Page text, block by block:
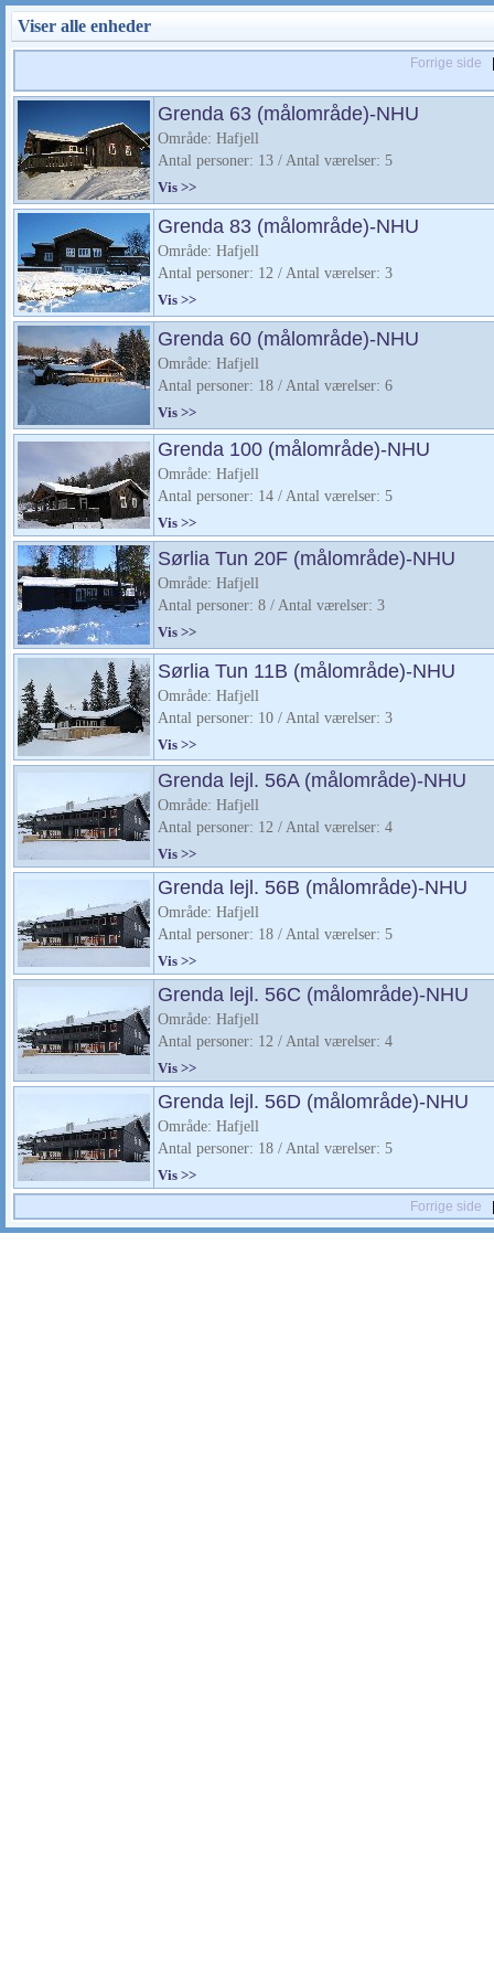
Viser alle enheder
Forrige side
Grenda 63 (målområde)-NHU
Område: Hafjell
Antal personer: 13 / Antal værelser: 5
Vis >>
Grenda 83 (målområde)-NHU
Område: Hafjell
Antal personer: 12 / Antal værelser: 3
Vis >>
Grenda 60 (målområde)-NHU
Område: Hafjell
Antal personer: 18 / Antal værelser: 6
Vis >>
Grenda 100 (målområde)-NHU
Område: Hafjell
Antal personer: 14 / Antal værelser: 5
Vis >>
Sørlia Tun 20F (målområde)-NHU
Område: Hafjell
Antal personer: 8 / Antal værelser: 3
Vis >>
Sørlia Tun 11B (målområde)-NHU
Område: Hafjell
Antal personer: 10 / Antal værelser: 3
Vis >>
Grenda lejl. 56A (målområde)-NHU
Område: Hafjell
Antal personer: 12 / Antal værelser: 4
Vis >>
Grenda lejl. 56B (målområde)-NHU
Område: Hafjell
Antal personer: 18 / Antal værelser: 5
Vis >>
Grenda lejl. 56C (målområde)-NHU
Område: Hafjell
Antal personer: 12 / Antal værelser: 4
Vis >>
Grenda lejl. 56D (målområde)-NHU
Område: Hafjell
Antal personer: 18 / Antal værelser: 5
Vis >>
Forrige side